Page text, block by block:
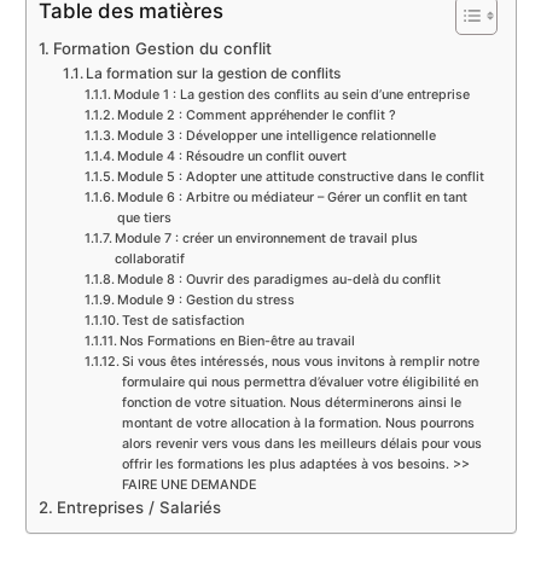
Table des matières
Formation Gestion du conflit
La formation sur la gestion de conflits
Module 1 : La gestion des conflits au sein d’une entreprise
Module 2 : Comment appréhender le conflit ?
Module 3 : Développer une intelligence relationnelle
Module 4 : Résoudre un conflit ouvert
Module 5 : Adopter une attitude constructive dans le conflit
Module 6 : Arbitre ou médiateur – Gérer un conflit en tant
que tiers
Module 7 : créer un environnement de travail plus
collaboratif
Module 8 : Ouvrir des paradigmes au-delà du conflit
Module 9 : Gestion du stress
Test de satisfaction
Nos Formations en Bien-être au travail
Si vous êtes intéressés, nous vous invitons à remplir notre
formulaire qui nous permettra d’évaluer votre éligibilité en
fonction de votre situation. Nous déterminerons ainsi le
montant de votre allocation à la formation. Nous pourrons
alors revenir vers vous dans les meilleurs délais pour vous
offrir les formations les plus adaptées à vos besoins. >>
FAIRE UNE DEMANDE
Entreprises / Salariés